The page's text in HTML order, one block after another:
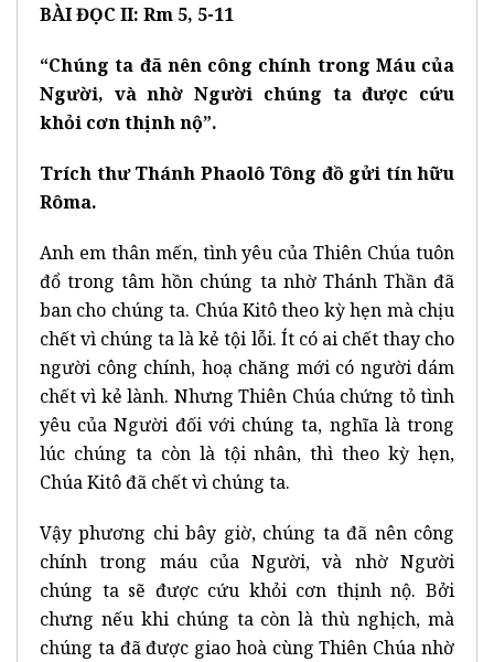
BÀI ĐỌC II: Rm 5, 5-11
“Chúng ta đã nên công chính trong Máu của
Người, và nhờ Người chúng ta được cứu
khỏi cơn thịnh nộ”.
Trích thư Thánh Phaolô Tông đồ gửi tín hữu
Rôma.
Anh em thân mến, tình yêu của Thiên Chúa tuôn
đổ trong tâm hồn chúng ta nhờ Thánh Thần đã
ban cho chúng ta. Chúa Kitô theo kỳ hẹn mà chịu
chết vì chúng ta là kẻ tội lỗi. Ít có ai chết thay cho
người công chính, hoạ chăng mới có người dám
chết vì kẻ lành. Nhưng Thiên Chúa chứng tỏ tình
yêu của Người đối với chúng ta, nghĩa là trong
lúc chúng ta còn là tội nhân, thì theo kỳ hẹn,
Chúa Kitô đã chết vì chúng ta.
Vậy phương chi bây giờ, chúng ta đã nên công
chính trong máu của Người, và nhờ Người
chúng ta sẽ được cứu khỏi cơn thịnh nộ. Bởi
chưng nếu khi chúng ta còn là thù nghịch, mà
chúng ta đã được giao hoà cùng Thiên Chúa nhờ